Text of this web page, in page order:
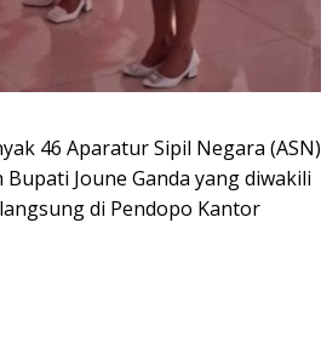
46 Aparatur Sipil Negara (ASN)
Joune Ganda yang diwakili
di Pendopo Kantor